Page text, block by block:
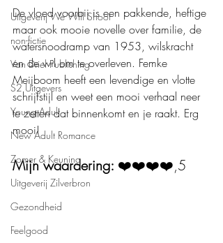
Uitgeverij We Will Shoot
non-fictie
Van Driel Publishing
S2 Uitgevers
Young Adult
New Adult Romance
Zomer & Keuning
Uitgeverij Zilverbron
Gezondheid
Feelgood
De vloed voorbij is een pakkende, heftige
maar ook mooie novelle over familie, de
watersnoodramp van 1953, wilskracht
en de wil om te overleven. Femke
Meijboom heeft een levendige en vlotte
schrijfstijl en weet een mooi verhaal neer
te zetten dat binnenkomt en je raakt. Erg
mooi!
Mijn waardering: ❤️❤️❤️❤️,5